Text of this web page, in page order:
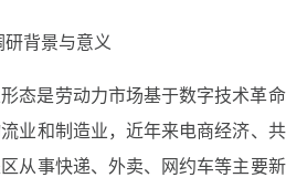
研背景与意义
态是劳动力市场基于数字技术革
业和制造业，近年来电商经济、
从事快递、外卖、网约车等主要